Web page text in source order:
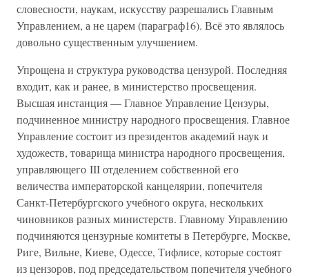
словесности, наукам, искусству разрешались Главным
Управлением, а не царем (параграф16). Всё это являлось
довольно существенным улучшением.
Упрощена и структура руководства цензурой. Последняя
входит, как и ранее, в министерство просвещения.
Высшая инстанция — Главное Управление Цензуры,
подчиненное министру народного просвещения. Главное
Управление состоит из президентов академий наук и
художеств, товарища министра народного просвещения,
управляющего III отделением собственной его
величества императорской канцелярии, попечителя
Санкт-Петербургского учебного округа, нескольких
чиновников разных министерств. Главному Управлению
подчиняются цензурные комитеты в Петербурге, Москве,
Риге, Вильне, Киеве, Одессе, Тифлисе, которые состоят
из цензоров, под председательством попечителя учебного